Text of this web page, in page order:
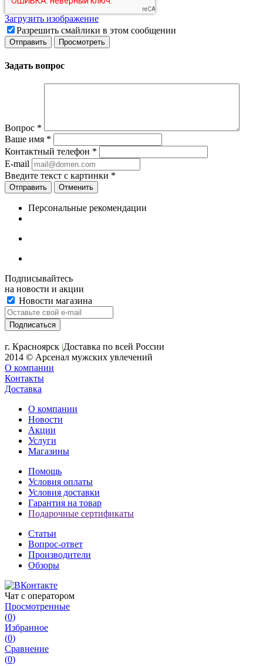
Загрузить изображение
Разрешить смайлики в этом сообщении
Задать вопрос
Вопрос *
Ваше имя *
Контактный телефон *
E-mail
Введите текст с картинки *
Отменить
Персональные рекомендации
Подписывайтесь
на новости и акции
Новости магазина
г. Красноярск |Доставка по всей России
2014 © Арсенал мужских увлечений
О компании
Контакты
Доставка
О компании
Новости
Акции
Услуги
Магазины
Помощь
Условия оплаты
Условия доставки
Гарантия на товар
Подарочные сертификаты
Статьи
Вопрос-ответ
Производители
Обзоры
Чат с оператором
Просмотренные
(0)
Избранное
(0)
Сравнение
(0)